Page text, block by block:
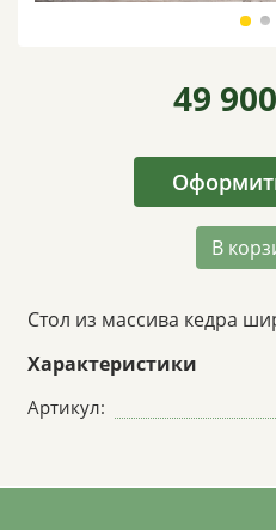
49 900
В
Стол из массива кедра
Характеристики
Артикул: